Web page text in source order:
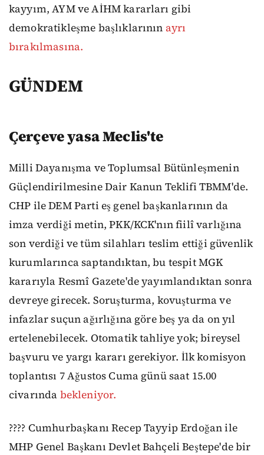
kayyım, AYM ve AİHM kararları gibi
demokratikleşme başlıklarının ayrı
bırakılmasına.
GÜNDEM
Çerçeve yasa Meclis'te
Milli Dayanışma ve Toplumsal Bütünleşmenin
Güçlendirilmesine Dair Kanun Teklifi TBMM'de.
CHP ile DEM Parti eş genel başkanlarının da
imza verdiği metin, PKK/KCK'nın fiilî varlığına
son verdiği ve tüm silahları teslim ettiği güvenlik
kurumlarınca saptandıktan, bu tespit MGK
kararıyla Resmî Gazete'de yayımlandıktan sonra
devreye girecek. Soruşturma, kovuşturma ve
infazlar suçun ağırlığına göre beş ya da on yıl
ertelenebilecek. Otomatik tahliye yok; bireysel
başvuru ve yargı kararı gerekiyor. İlk komisyon
toplantısı 7 Ağustos Cuma günü saat 15.00
civarında bekleniyor.
???? Cumhurbaşkanı Recep Tayyip Erdoğan ile
MHP Genel Başkanı Devlet Bahçeli Beştepe'de bir